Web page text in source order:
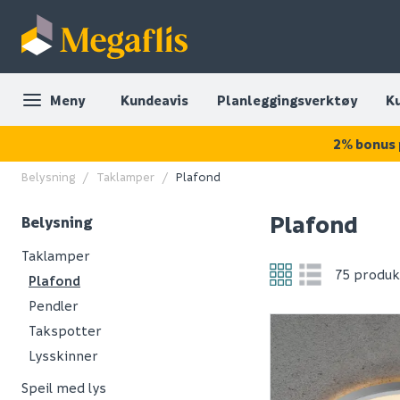
Meny Kundeavis Planleggingsverktøy
Belysning Taklamper Plafond
Belysning
Taklamper
Plafond
Pendler
Takspotter
Lysskinner
Speil med lys
Plafond
75
2%